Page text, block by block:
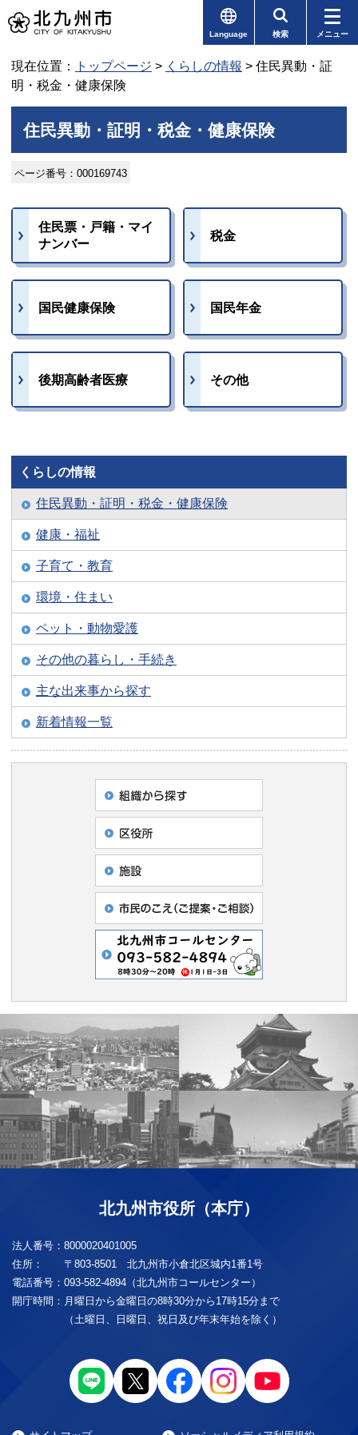
Language 検索 メニュー
現在位置： トップページ > くらしの情報 > 住民異動・証
明・税金・健康保険
住民異動・証明・税金・健康保険
ページ番号：000169743
住民票・戸籍・マイ
ナンバー
税金
国民健康保険 国民年金
後期高齢者医療 その他
くらしの情報
住民異動・証明・税金・健康保険
健康・福祉
子育て・教育
環境・住まい
ペット・動物愛護
その他の暮らし・手続き
主な出来事から探す
新着情報一覧
北九州市役所（本庁）
法人番号： 8000020401005
住所：
〒803-8501 北九州市小倉北区城内1番1号
電話番号： 093-582-4894（北九州市コールセンター）
開庁時間： 月曜日から金曜日の8時30分から17時15分まで
（土曜日、日曜日、祝日及び年末年始を除く）